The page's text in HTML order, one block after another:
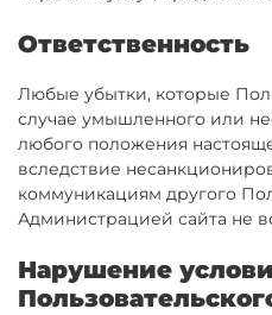
Ответственность
Любые убытки, которые
случае умышленного или
любого положения
вследствие
коммуникациям другого
Администрацией сайта не
Нарушение